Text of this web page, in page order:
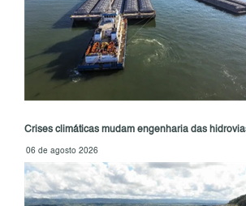
Crises climáticas mudam engenharia das
06 de agosto 2026